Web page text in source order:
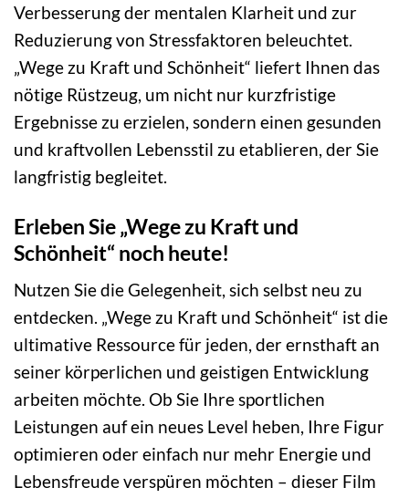
Verbesserung der mentalen Klarheit und zur
Reduzierung von Stressfaktoren beleuchtet.
„Wege zu Kraft und Schönheit“ liefert Ihnen das
nötige Rüstzeug, um nicht nur kurzfristige
Ergebnisse zu erzielen, sondern einen gesunden
und kraftvollen Lebensstil zu etablieren, der Sie
langfristig begleitet.
Erleben Sie „Wege zu Kraft und
Schönheit“ noch heute!
Nutzen Sie die Gelegenheit, sich selbst neu zu
entdecken. „Wege zu Kraft und Schönheit“ ist die
ultimative Ressource für jeden, der ernsthaft an
seiner körperlichen und geistigen Entwicklung
arbeiten möchte. Ob Sie Ihre sportlichen
Leistungen auf ein neues Level heben, Ihre Figur
optimieren oder einfach nur mehr Energie und
Lebensfreude verspüren möchten – dieser Film